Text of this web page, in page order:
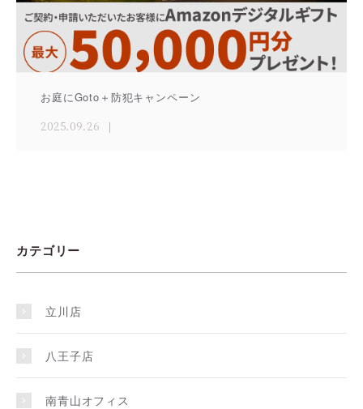
お庭にGoto＋防犯キャンペーン
2025.09.26
カテゴリー
立川店
八王子店
南青山オフィス